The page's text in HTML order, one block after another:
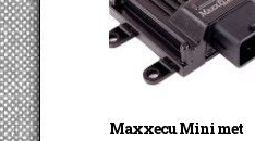
Maxxecu Mini met